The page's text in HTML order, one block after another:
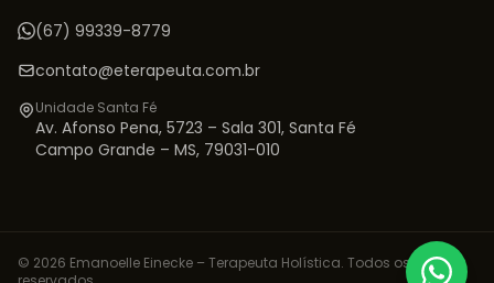
(67) 99339-8779
contato@eterapeuta.com.br
Unidade Santa Fé
Av. Afonso Pena, 5723 – Sala 301, Santa Fé
Campo Grande – MS, 79031-010
© 2026 Emanoelle Einecke – Terapeuta Holística. Todos os direitos